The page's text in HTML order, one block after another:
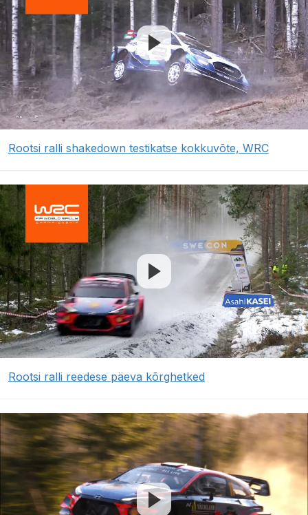
Rootsi ralli shakedown testikatse kokkuvõte, WRC
Rootsi ralli reedese päeva kõrghetked